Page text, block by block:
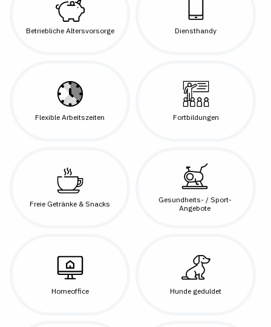
Betriebliche Altersvorsorge Diensthandy
Flexible Arbeitszeiten Fortbildungen
Freie Getränke & Snacks
Gesundheits- / Sport-
Angebote
Homeoffice Hunde geduldet